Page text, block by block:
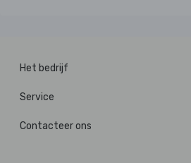
Het bedrijf
Service
Contacteer ons